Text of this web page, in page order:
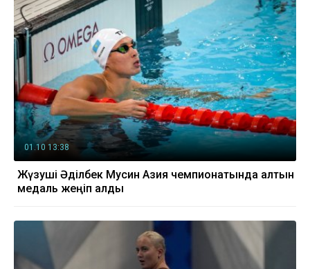
01.10 13:38
Жүзуші Әділбек Мусин Азия чемпионатында алтын
медаль жеңіп алды